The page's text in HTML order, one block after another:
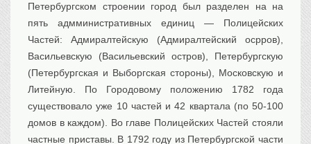
Петербургском строении город был разделен на на
пять адмминистративных единиц — Полицейских
Частей: Адмиралтейскую (Адмиралтейский осрров),
Васильевскую (Васильевский остров), Петербургскую
(Петербургская и Выборгская стороны), Московскую и
Литейную. По Городовому положению 1782 года
существовало уже 10 частей и 42 квартала (по 50-100
домов в каждом). Во главе Полицейских Частей стояли
частные приставы. В 1792 году из Петербургской части